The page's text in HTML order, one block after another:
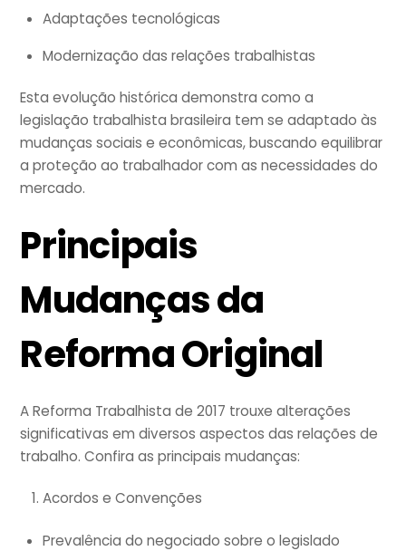
Adaptações tecnológicas
Modernização das relações trabalhistas
Esta evolução histórica demonstra como a
legislação trabalhista brasileira tem se adaptado às
mudanças sociais e econômicas, buscando equilibrar
a proteção ao trabalhador com as necessidades do
mercado.
Principais
Mudanças da
Reforma Original
A Reforma Trabalhista de 2017 trouxe alterações
significativas em diversos aspectos das relações de
trabalho. Confira as principais mudanças:
Acordos e Convenções
Prevalência do negociado sobre o legislado